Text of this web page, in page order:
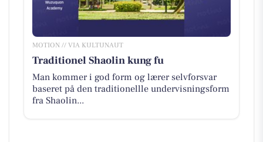
MOTION // VIA KULTUNAUT
Traditionel Shaolin kung fu
Man kommer i god form og lærer selvforsvar
baseret på den traditionellle undervisningsform
fra Shaolin...